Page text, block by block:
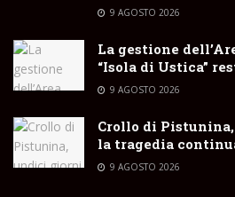
9 AGOSTO 2026
La gestione
“Isola di Ustica”
9 AGOSTO 2026
Crollo di
la tragedia
9 AGOSTO 2026